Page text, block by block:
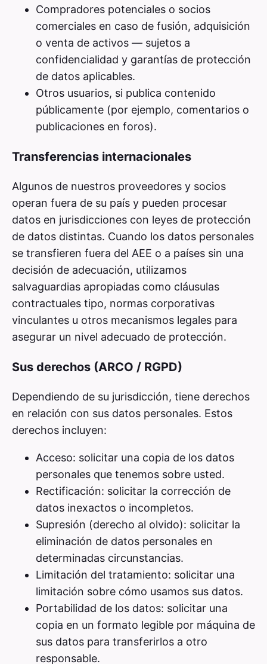
Compradores potenciales o socios
comerciales en caso de fusión, adquisición
o venta de activos — sujetos a
confidencialidad y garantías de protección
de datos aplicables.
Otros usuarios, si publica contenido
públicamente (por ejemplo, comentarios o
publicaciones en foros).
Transferencias internacionales
Algunos de nuestros proveedores y socios
operan fuera de su país y pueden procesar
datos en jurisdicciones con leyes de protección
de datos distintas. Cuando los datos personales
se transfieren fuera del AEE o a países sin una
decisión de adecuación, utilizamos
salvaguardias apropiadas como cláusulas
contractuales tipo, normas corporativas
vinculantes u otros mecanismos legales para
asegurar un nivel adecuado de protección.
Sus derechos (ARCO / RGPD)
Dependiendo de su jurisdicción, tiene derechos
en relación con sus datos personales. Estos
derechos incluyen:
Acceso: solicitar una copia de los datos
personales que tenemos sobre usted.
Rectificación: solicitar la corrección de
datos inexactos o incompletos.
Supresión (derecho al olvido): solicitar la
eliminación de datos personales en
determinadas circunstancias.
Limitación del tratamiento: solicitar una
limitación sobre cómo usamos sus datos.
Portabilidad de los datos: solicitar una
copia en un formato legible por máquina de
sus datos para transferirlos a otro
responsable.